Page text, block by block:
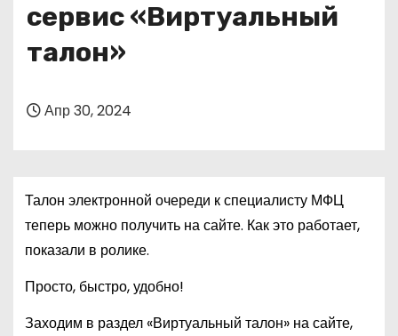
сервис «Виртуальный
талон»
Апр 30, 2024
Талон электронной очереди к специалисту МФЦ
теперь можно получить на сайте. Как это работает,
показали в ролике.
Просто, быстро, удобно!
Заходим в раздел «Виртуальный талон» на сайте,